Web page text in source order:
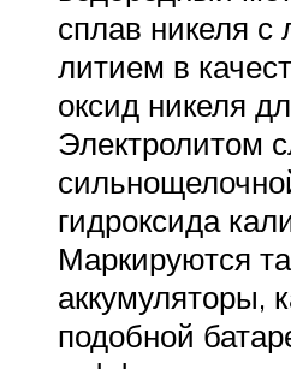
сплав никеля с
литием в
оксид никеля
Электролитом
гидроксида
Маркируются
аккумуляторы,
подобной